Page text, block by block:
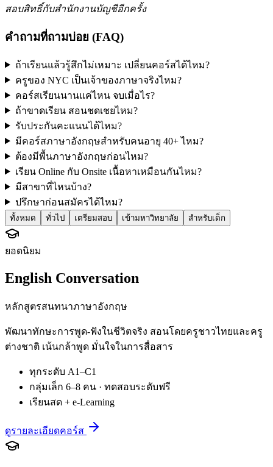
สอบสิทธิ์กับสำนักงานบัญชีอีกครั้ง
คำถามที่ถามบ่อย (FAQ)
ถ้าเรียนแล้วรู้สึกไม่เหมาะ เปลี่ยนคอร์สได้ไหม?
ครูของ NYC เป็นเจ้าของภาษาจริงไหม?
คอร์สเรียนนานแค่ไหน จบเมื่อไร?
ถ้าขาดเรียน สอนชดเชยไหม?
รับประกันคะแนนได้ไหม?
มีคอร์สภาษาอังกฤษสำหรับคนอายุ 40+ ไหม?
ต้องมีพื้นภาษาอังกฤษก่อนไหม?
เรียน Online กับ Onsite เนื้อหาเหมือนกันไหม?
มีสาขาที่ไหนบ้าง?
ปรึกษาก่อนสมัครได้ไหม?
ทั้งหมด ทั่วไป เตรียมสอบ เข้ามหาวิทยาลัย สำหรับเด็ก
ยอดนิยม
English Conversation
หลักสูตรสนทนาภาษาอังกฤษ
พัฒนาทักษะการพูด-ฟังในชีวิตจริง สอนโดยครูชาวไทยและครู
ต่างชาติ เน้นกล้าพูด มั่นใจในการสื่อสาร
ทุกระดับ A1–C1
กลุ่มเล็ก 6–8 คน · ทดสอบระดับฟรี
เรียนสด + e-Learning
ดูรายละเอียดคอร์ส